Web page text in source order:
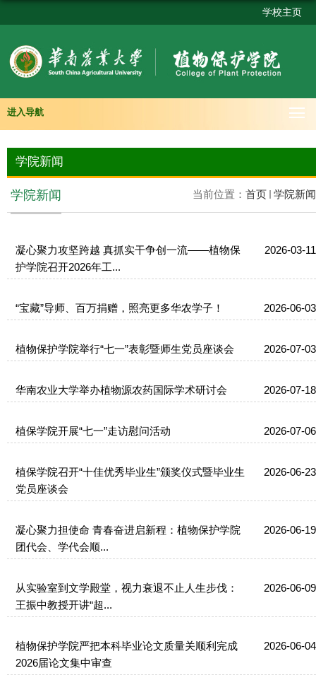
学校主页
进入导航
学院新闻
当前位置： 首页 学院新闻
学院新闻
凝心聚力攻坚跨越 真抓实干争创一流——植物保
护学院召开2026年工...
2026-03-11
“宝藏”导师、百万捐赠，照亮更多华农学子！ 2026-06-03
植物保护学院举行“七一”表彰暨师生党员座谈会 2026-07-03
华南农业大学举办植物源农药国际学术研讨会 2026-07-18
植保学院开展“七一”走访慰问活动 2026-07-06
植保学院召开“十佳优秀毕业生”颁奖仪式暨毕业生
党员座谈会
2026-06-23
凝心聚力担使命 青春奋进启新程：植物保护学院
团代会、学代会顺...
2026-06-19
从实验室到文学殿堂，视力衰退不止人生步伐：
王振中教授开讲“超...
2026-06-09
植物保护学院严把本科毕业论文质量关顺利完成
2026届论文集中审查
2026-06-04